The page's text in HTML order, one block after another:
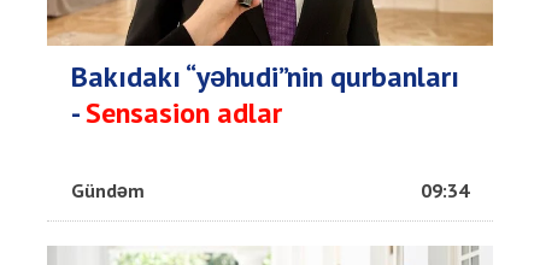
Bakıdakı “yəhudi”nin qurbanları
-Sensasion adlar
Gündəm 09:34